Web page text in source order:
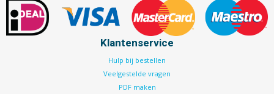
Klantenservice
Hulp bij bestellen
Veelgestelde vragen
PDF maken